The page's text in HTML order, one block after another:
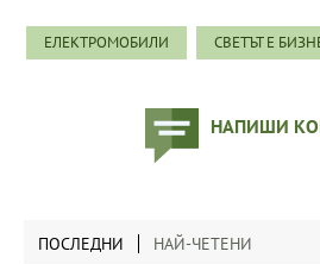
ЕЛЕКТРОМОБИЛИ СВЕТЪТ Е
НАПИШИ
ПОСЛЕДНИ НАЙ-ЧЕТЕНИ